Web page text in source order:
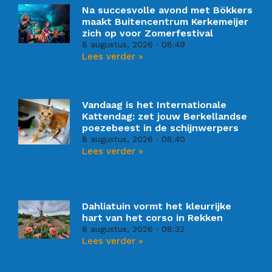
Na succesvolle avond met Bökkers
maakt Buitencentrum Kerkemeijer
zich op voor Zomerfestival
8 augustus, 2026 08:49
Lees verder »
Vandaag is het Internationale
Kattendag: zet jouw Berkellandse
poezebeest in de schijnwerpers
8 augustus, 2026 08:40
Lees verder »
Dahliatuin vormt het kleurrijke
hart van het corso in Rekken
8 augustus, 2026 08:32
Lees verder »